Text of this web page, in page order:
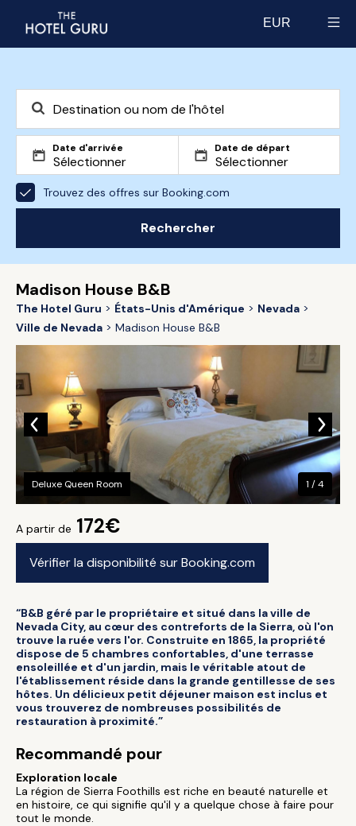
EUR
Date d'arrivée Date de départ
Trouvez des offres sur Booking.com
Rechercher
Madison House B&B
The Hotel Guru États-Unis d'Amérique
Nevada
Ville de Nevada
Madison House B&B
A partir de 172€
Vérifier la disponibilité sur Booking.com
Deluxe Queen Room 1 / 4
“B&B géré par le propriétaire et situé dans la ville de
Nevada City, au cœur des contreforts de la Sierra, où l'on
trouve la ruée vers l'or. Construite en 1865, la propriété
dispose de 5 chambres confortables, d'une terrasse
ensoleillée et d'un jardin, mais le véritable atout de
l'établissement réside dans la grande gentillesse de ses
hôtes. Un délicieux petit déjeuner maison est inclus et
vous trouverez de nombreuses possibilités de
restauration à proximité.”
Recommandé pour
Exploration locale
La région de Sierra Foothills est riche en beauté naturelle et
en histoire, ce qui signifie qu'il y a quelque chose à faire pour
tout le monde.